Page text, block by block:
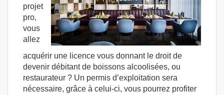
projet
pro,
vous
allez
acquérir une licence vous donnant le droit de
devenir débitant de boissons alcoolisées, ou
restaurateur ? Un permis d’exploitation sera
nécessaire, grâce à celui-ci, vous pourrez profiter